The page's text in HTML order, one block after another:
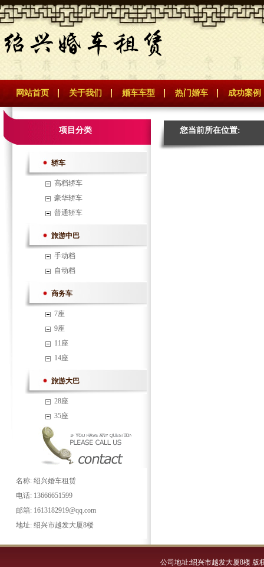
网站首页 关于我们 婚车车型 热门婚车 成功案例
项目分类
轿车
高档轿车
豪华轿车
普通轿车
旅游中巴
手动档
自动档
商务车
7座
9座
11座
14座
旅游大巴
28座
35座
名称: 绍兴婚车租赁
电话: 13666651599
邮箱: 1613182919@qq.com
地址: 绍兴市越发大厦8楼
您当前所在位置:
公司地址:绍兴市越发大厦8楼 版